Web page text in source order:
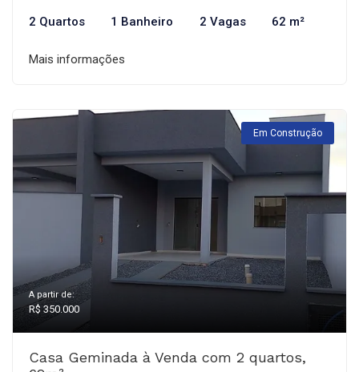
2 Quartos 1 Banheiro 2 Vagas 62 m²
Mais informações
Em Construção
A partir de:
R$ 350.000
Casa Geminada à Venda com 2 quartos,